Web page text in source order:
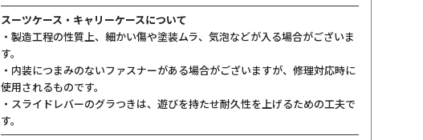
スーツケース・キャリーケースについて
・製造工程の性質上、細かい傷や塗装ムラ、気泡などが入る場合がございま
す。
・内装につまみのないファスナーがある場合がございますが、修理対応時に
使用されるものです。
・スライドレバーのグラつきは、遊びを持たせ耐久性を上げるための工夫で
す。